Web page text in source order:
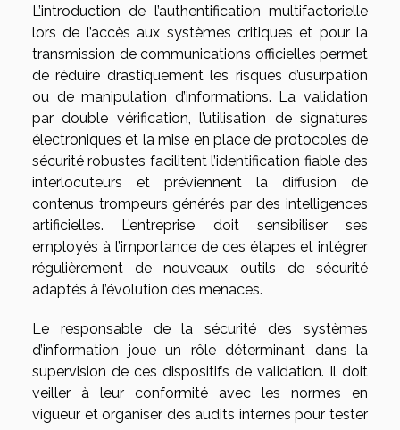
L’introduction de l’authentification multifactorielle
lors de l’accès aux systèmes critiques et pour la
transmission de communications officielles permet
de réduire drastiquement les risques d’usurpation
ou de manipulation d’informations. La validation
par double vérification, l’utilisation de signatures
électroniques et la mise en place de protocoles de
sécurité robustes facilitent l’identification fiable des
interlocuteurs et préviennent la diffusion de
contenus trompeurs générés par des intelligences
artificielles. L’entreprise doit sensibiliser ses
employés à l’importance de ces étapes et intégrer
régulièrement de nouveaux outils de sécurité
adaptés à l’évolution des menaces.
Le responsable de la sécurité des systèmes
d’information joue un rôle déterminant dans la
supervision de ces dispositifs de validation. Il doit
veiller à leur conformité avec les normes en
vigueur et organiser des audits internes pour tester